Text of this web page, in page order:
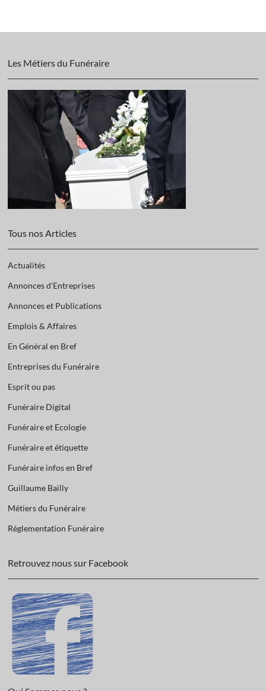
Les Métiers du Funéraire
Tous nos Articles
Actualités
Annonces d'Entreprises
Annonces et Publications
Emplois & Affaires
En Général en Bref
Entreprises du Funéraire
Esprit ou pas
Funéraire Digital
Funéraire et Ecologie
Funéraire et étiquette
Funéraire infos en Bref
Guillaume Bailly
Métiers du Funéraire
Réglementation Funéraire
Retrouvez nous sur Facebook